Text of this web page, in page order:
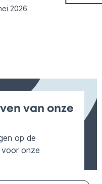
2026
van onze
op de
voor onze